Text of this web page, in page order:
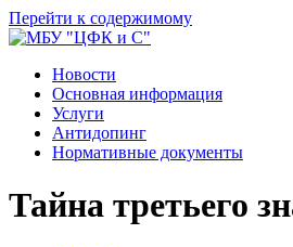
Перейти к содержимому
Новости
Основная информация
Услуги
Антидопинг
Нормативные документы
Тайна третьего